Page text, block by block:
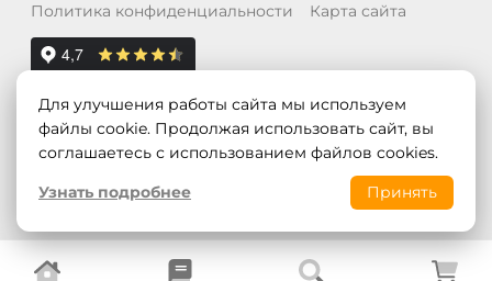
Политика конфиденциальности Карта сайта
Для улучшения работы сайта мы используем
файлы cookie. Продолжая использовать сайт, вы
соглашаетесь с использованием файлов cookies.
Узнать подробнее
Принять